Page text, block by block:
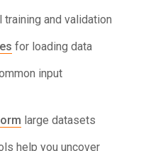
training and validation
for loading data
input
large datasets
help you uncover